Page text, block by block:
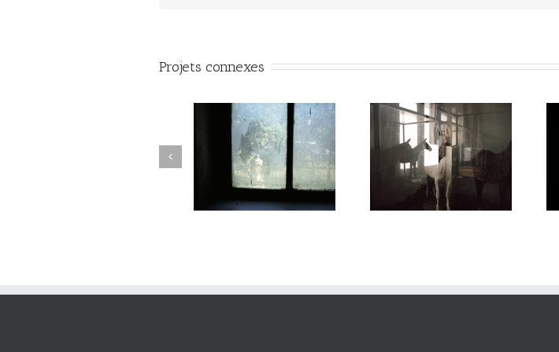
Projets connexes
Passage #016 Passage #015